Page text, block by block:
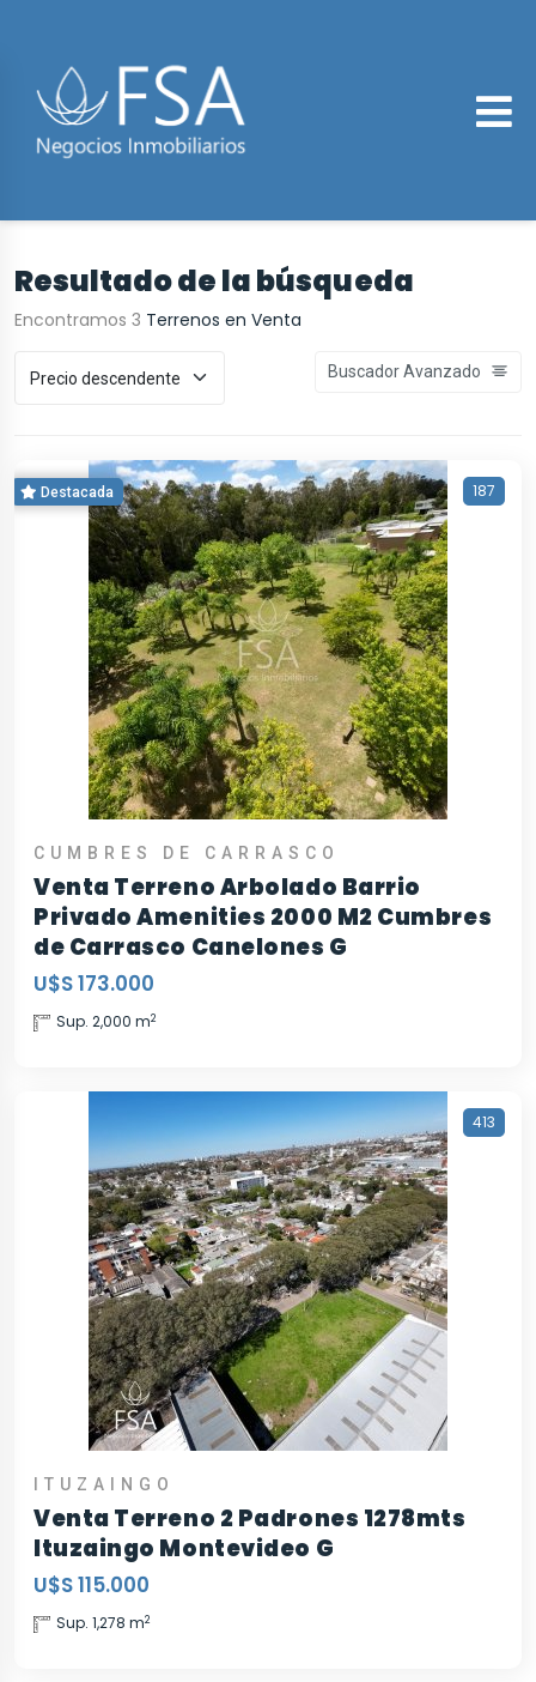
Resultado de la búsqueda
Encontramos 3 Terrenos en Venta
Buscador Avanzado
Destacada 187
CUMBRES DE CARRASCO
Venta Terreno Arbolado Barrio
Privado Amenities 2000 M2 Cumbres
de Carrasco Canelones G
U$S 173.000
Sup. 2,000 m2
413
ITUZAINGO
Venta Terreno 2 Padrones 1278mts
Ituzaingo Montevideo G
U$S 115.000
Sup. 1,278 m2